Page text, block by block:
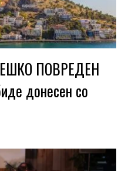
ПОВРЕДЕН
донесен со